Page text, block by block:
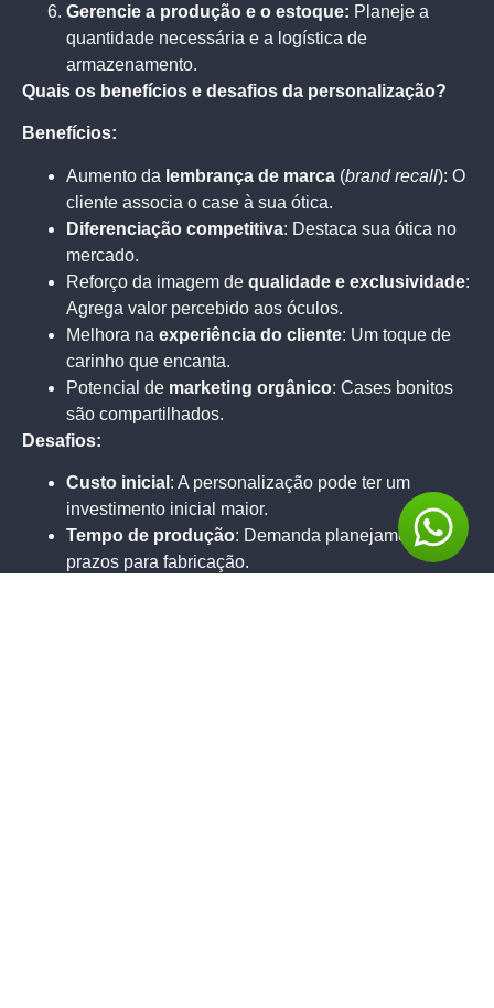
Gerencie a produção e o estoque: Planeje a
quantidade necessária e a logística de
armazenamento.
Quais os benefícios e desafios da personalização?
Benefícios:
Aumento da lembrança de marca (brand recall): O
cliente associa o case à sua ótica.
Diferenciação competitiva: Destaca sua ótica no
mercado.
Reforço da imagem de qualidade e exclusividade:
Agrega valor percebido aos óculos.
Melhora na experiência do cliente: Um toque de
carinho que encanta.
Potencial de marketing orgânico: Cases bonitos
são compartilhados.
Desafios:
Custo inicial : A personalização pode ter um
investimento inicial maior.
Tempo de produção: Demanda planejamento e
prazos para fabricação.